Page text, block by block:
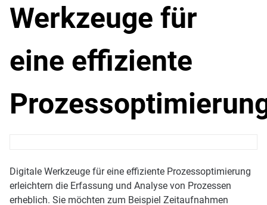
Werkzeuge für
eine effiziente
Digitale Werkzeuge für eine effiziente Prozessoptimierung
erleichtern die Erfassung und Analyse von Prozessen
erheblich. Sie möchten zum Beispiel Zeitaufnahmen